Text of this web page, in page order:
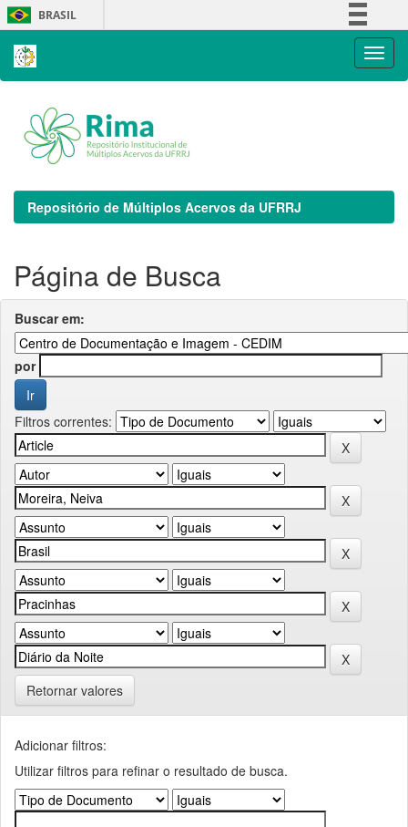
Skip
navigation
BRASIL
Repositório de Múltiplos Acervos da UFRRJ
Página de Busca
Buscar em:
por
Filtros correntes:
Retornar valores
Adicionar filtros:
Utilizar filtros para refinar o resultado de busca.